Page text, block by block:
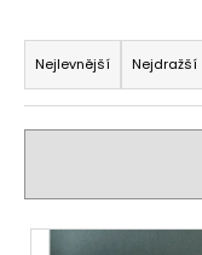
Ř
a
z
e
í
p
Nejlevnější Nejdražší
V
e
b
u
j
t
e